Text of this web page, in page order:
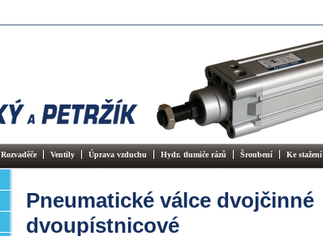
Rozvaděče Ventily Úprava vzduchu Hydr. tlumiče rázů Šroubení Ke stažení
Pneumatické válce dvojčinné
dvoupístnicové